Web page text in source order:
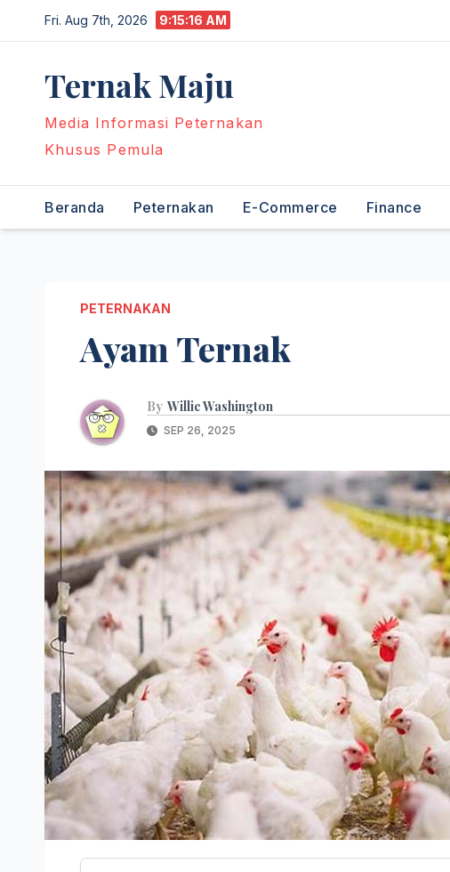
to
Fri. Aug 7th, 2026 9:15:17 AM
Ternak Maju
Media Informasi Peternakan
Khusus Pemula
Beranda Peternakan E-Commerce Finance
PETERNAKAN
Ayam Ternak
By Willie Washington
SEP 26, 2025